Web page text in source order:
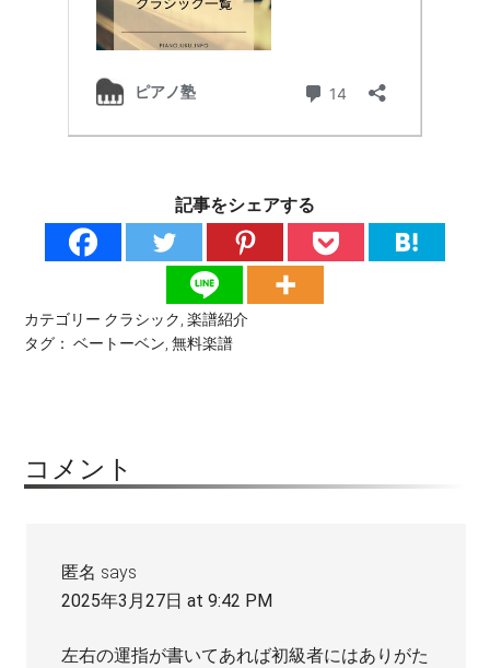
記事をシェアする
カテゴリー クラシック,楽譜紹介
タグ：ベートーベン,無料楽譜
コメント
匿名 says
2025年3月27日 at 9:42 PM
左右の運指が書いてあれば初級者にはありがた